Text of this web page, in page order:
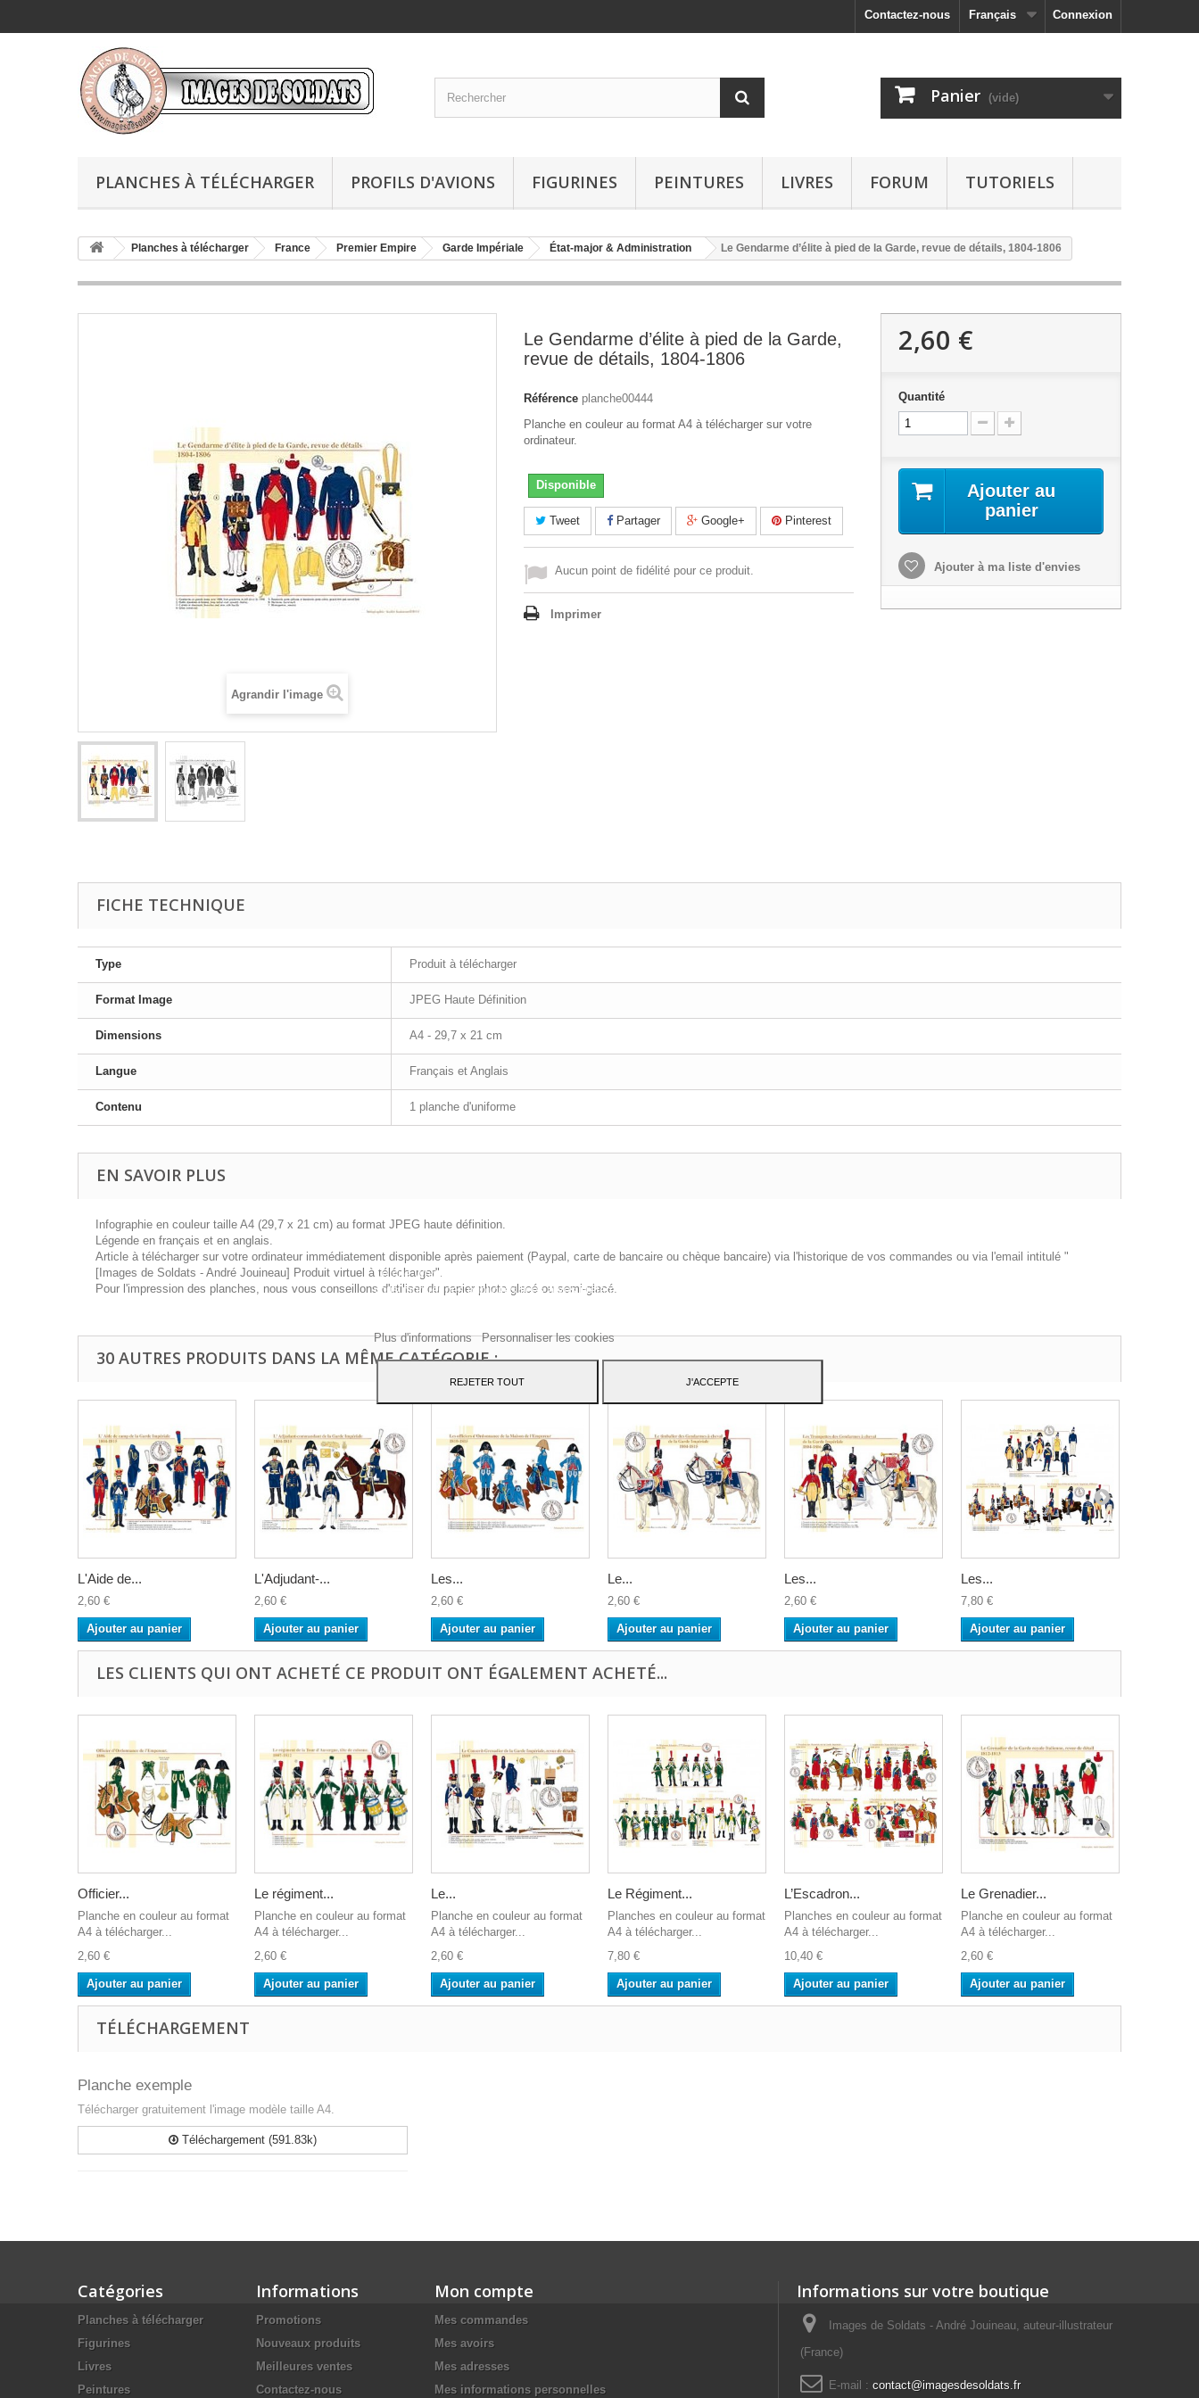
Connexion
Français
Contactez-nous
Panier (vide)
PLANCHES À TÉLÉCHARGER PROFILS D'AVIONS FIGURINES PEINTURES LIVRES FORUM TUTORIELS
Planches à télécharger France Premier Empire Garde Impériale État-major & Administration Le Gendarme d’élite à pied de la Garde, revue de détails, 1804-1806
Agrandir l'image
Le Gendarme d’élite à pied de la Garde,
revue de détails, 1804-1806
Référence planche00444
Planche en couleur au format A4 à télécharger sur votre
ordinateur.
Disponible
Tweet Partager Google+ Pinterest
Aucun point de fidélité pour ce produit.
Imprimer
2,60 €
Quantité
Ajouter au
panier
Ajouter à ma liste d'envies
FICHE TECHNIQUE
Type Produit à télécharger
Format Image JPEG Haute Définition
Dimensions A4 - 29,7 x 21 cm
Langue Français et Anglais
Contenu 1 planche d'uniforme
EN SAVOIR PLUS
Infographie en couleur taille A4 (29,7 x 21 cm) au format JPEG haute définition.
Légende en français et en anglais.
Article à télécharger sur votre ordinateur immédiatement disponible après paiement (Paypal, carte de bancaire ou chèque bancaire) via l'historique de vos commandes ou via l'email intitulé "
[Images de Soldats - André Jouineau] Produit virtuel à télécharger".
Pour l'impression des planches, nous vous conseillons d'utiliser du papier photo glacé ou semi-glacé.
30 AUTRES PRODUITS DANS LA MÊME CATÉGORIE :
L'Aide de...
2,60 €
Ajouter au panier
L'Adjudant-...
2,60 €
Ajouter au panier
Les...
2,60 €
Ajouter au panier
Le...
2,60 €
Ajouter au panier
Les...
2,60 €
Ajouter au panier
Les...
7,80 €
Ajouter au panier
LES CLIENTS QUI ONT ACHETÉ CE PRODUIT ONT ÉGALEMENT ACHETÉ...
Officier...
Planche en couleur au format
A4 à télécharger...
2,60 €
Ajouter au panier
Le régiment...
Planche en couleur au format
A4 à télécharger...
2,60 €
Ajouter au panier
Le...
Planche en couleur au format
A4 à télécharger...
2,60 €
Ajouter au panier
Le Régiment...
Planches en couleur au format
A4 à télécharger...
7,80 €
Ajouter au panier
L’Escadron...
Planches en couleur au format
A4 à télécharger...
10,40 €
Ajouter au panier
Le Grenadier...
Planche en couleur au format
A4 à télécharger...
2,60 €
Ajouter au panier
TÉLÉCHARGEMENT
Planche exemple
Télécharger gratuitement l'image modèle taille A4.
Téléchargement (591.83k)
Catégories
Planches à télécharger
Figurines
Livres
Peintures
Informations
Promotions
Nouveaux produits
Meilleures ventes
Contactez-nous
Mon compte
Mes commandes
Mes avoirs
Mes adresses
Mes informations personnelles
Informations sur votre boutique
Images de Soldats - André Jouineau, auteur-illustrateur
(France)
E-mail : contact@imagesdesoldats.fr
Ce site Web utilise ses propres cookies et ceux de tiers pour améliorer nos services et
vous montrer des publicités liées à vos préférences en analysant vos habitudes de
Plus d'informations Personnaliser les cookies
REJETER TOUT J'ACCEPTE